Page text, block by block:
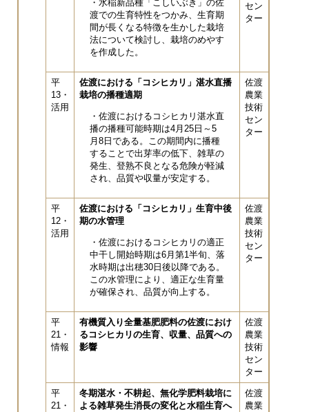
・水稲新品種「こしいぶき」の佐
渡での生育特性をつかみ、生育期
間が長くなる特徴を生かした栽培
法について検討し、栽培のめやす
を作成した。
セン
ター
平
13・
活用
佐渡における「コシヒカリ」湛水直播
栽培の播種適期
・佐渡におけるコシヒカリ湛水直
播の播種可能時期は4月25日～5
月8日である。この期間内に播種
することで出芽率の低下、雑草の
発生、登熟不良となる危険が軽減
され、品質や収量が安定する。
佐渡
農業
技術
セン
ター
平
12・
活用
佐渡における「コシヒカリ」生育中後
期の水管理
・佐渡におけるコシヒカリの適正
中干し開始時期は6月第1半旬、落
水時期は出穂30日後以降である。
この水管理により、適正な生育量
が確保され、品質が向上する。
佐渡
農業
技術
セン
ター
平
21・
情報
有機質入り全量基肥肥料の佐渡におけ
るコシヒカリの生育、収量、品質への
影響
佐渡
農業
技術
セン
ター
平
21・
冬期湛水・不耕起、無化学肥料栽培に
よる雑草発生消長の変化と水稲生育へ
佐渡
農業